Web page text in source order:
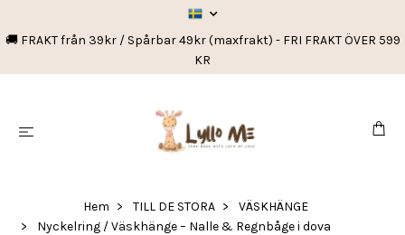
🚚 FRAKT från 39kr / Spårbar 49kr (maxfrakt) - FRI FRAKT ÖVER 599
KR
Hem TILL DE STORA
VÄSKHÄNGE
Nyckelring / Väskhänge – Nalle & Regnbåge i dova